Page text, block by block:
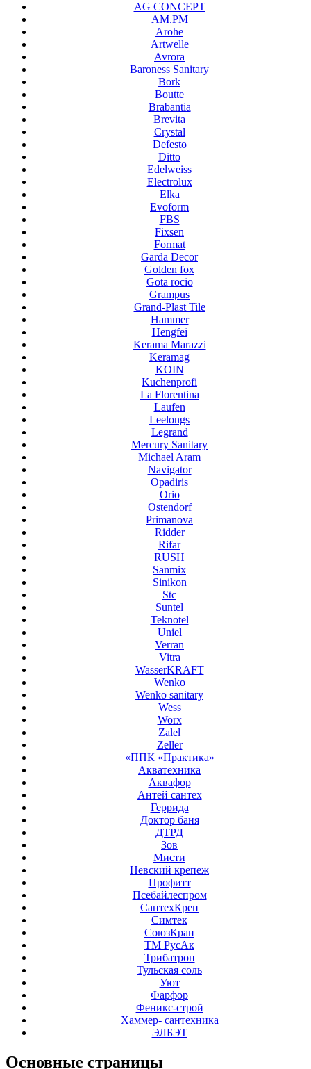
AG CONCEPT
AM.PM
Arohe
Artwelle
Avrora
Baroness Sanitary
Bork
Boutte
Brabantia
Brevita
Crystal
Defesto
Ditto
Edelweiss
Electrolux
Elka
Evoform
FBS
Fixsen
Format
Garda Decor
Golden fox
Gota rocio
Grampus
Grand-Plast Tile
Hammer
Hengfei
Kerama Marazzi
Keramag
KOIN
Kuchenprofi
La Florentina
Laufen
Leelongs
Legrand
Mercury Sanitary
Michael Aram
Navigator
Opadiris
Orio
Ostendorf
Primanova
Ridder
Rifar
RUSH
Sanmix
Sinikon
Stc
Suntel
Teknotel
Uniel
Verran
Vitra
WasserKRAFT
Wenko
Wenko sanitary
Wess
Worx
Zalel
Zeller
«ППК «Практика»
Акватехника
Аквафор
Антей сантех
Геррида
Доктор баня
ДТРД
Зов
Мисти
Невский крепеж
Профитт
Псебайлеспром
СантехКреп
Симтек
СоюзКран
ТМ РусАк
Трибатрон
Тульская соль
Уют
Фарфор
Феникс-строй
Хаммер- сантехника
ЭЛБЭТ
Основные страницы